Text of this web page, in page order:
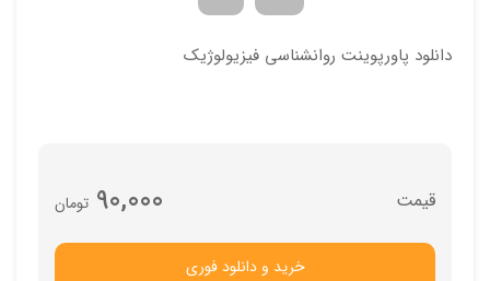
دانلود پاورپوینت روانشناسي فيزيولوژيك
تومان 90,000
خرید و دانلود فوری